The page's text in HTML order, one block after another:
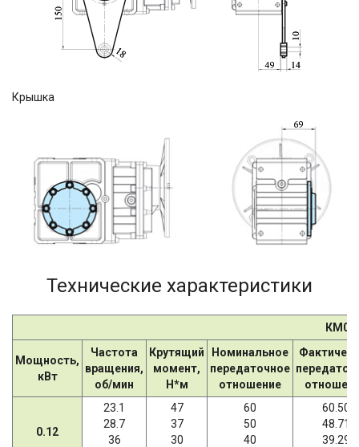
Крышка
Технические характеристики
Мощность,
кВт
Частота
вращения,
об/мин
Крутящий
момент,
Н*м
Номинальное
передаточное
отношение
0.12
23.1
28.7
36
47
37
30
60
50
40
60.50
48.71
39.29